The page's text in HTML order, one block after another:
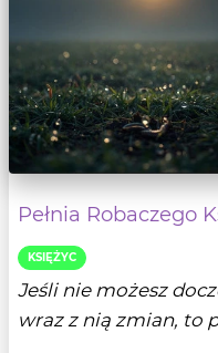
Pełnia Robaczego
KSIĘŻYC
Jeśli nie możesz
wraz z nią zmian, to